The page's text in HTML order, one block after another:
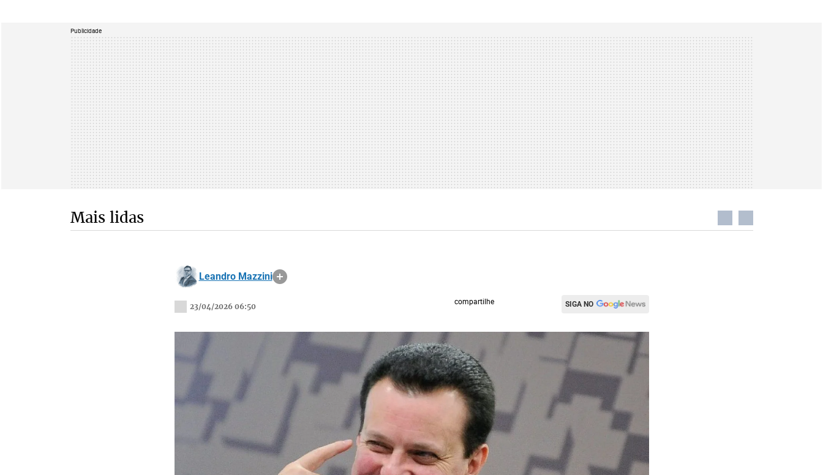
Publicidade
Mais lidas
Leandro Mazzini
23/04/2026 06:50
compartilhe SIGA NO